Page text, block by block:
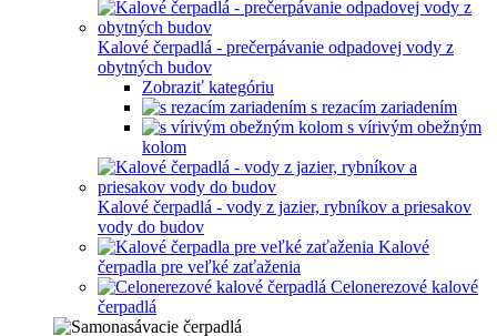
Kalové čerpadlá - prečerpávanie odpadovej vody z
obytných budov
Zobraziť kategóriu
s rezacím zariadením
s vírivým obežným
kolom
Kalové čerpadlá - vody z jazier, rybníkov a priesakov
vody do budov
Kalové
čerpadla pre veľké zaťaženia
Celonerezové kalové
čerpadlá